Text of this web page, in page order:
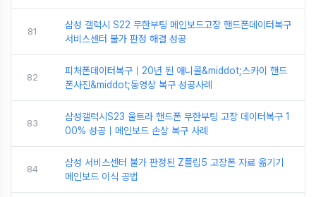
81
삼성 갤럭시 S22 무한부팅 메인보드고장 핸드폰데이터복구
서비스센터 불가 판정 해결 성공
82
피처폰데이터복구｜20년 된 애니콜&middot;스카이 핸드
폰사진&middot;동영상 복구 성공사례
83
삼성갤럭시S23 울트라 핸드폰 무한부팅 고장 데이터복구 1
00% 성공｜메인보드 손상 복구 사례
84
삼성 서비스센터 불가 판정된 Z플립5 고장폰 자료 옮기기
메인보드 이식 공법